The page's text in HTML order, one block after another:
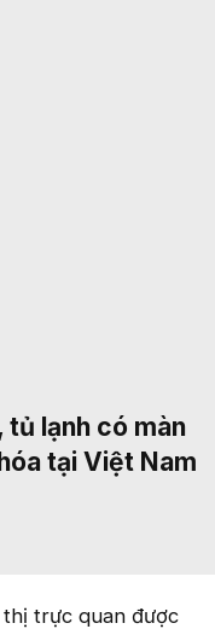
tủ lạnh có màn
tại Việt Nam
thị trực quan được